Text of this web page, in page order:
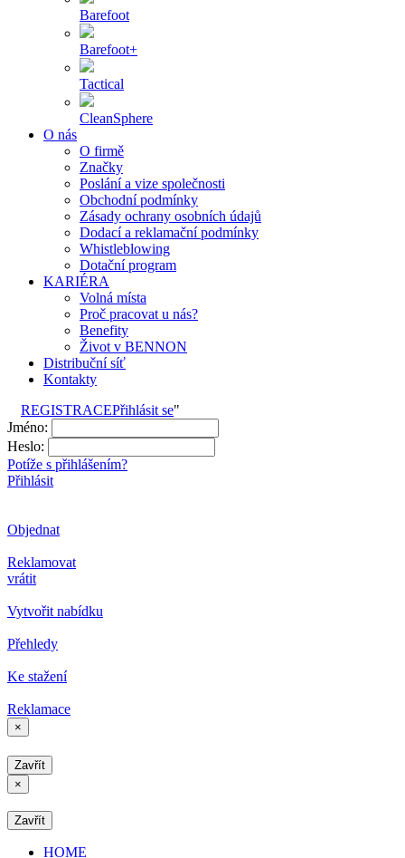
Barefoot
Barefoot+
Tactical
CleanSphere
O nás
O firmě
Značky
Poslání a vize společnosti
Obchodní podmínky
Zásady ochrany osobních údajů
Dodací a reklamační podmínky
Whistleblowing
Dotační program
KARIÉRA
Volná místa
Proč pracovat u nás?
Benefity
Život v BENNON
Distribuční síť
Kontakty
REGISTRACEPřihlásit se"
Jméno:
Heslo:
Potíže s přihlášením?
Přihlásit
Objednat
Reklamovat
vrátit
Vytvořit nabídku
Přehledy
Ke stažení
Reklamace
×
Zavřít
×
Zavřít
HOME